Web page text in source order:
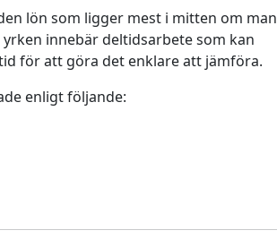
lön som ligger mest i mitten om man
innebär deltidsarbete som kan
för att göra det enklare att jämföra.
enligt följande: